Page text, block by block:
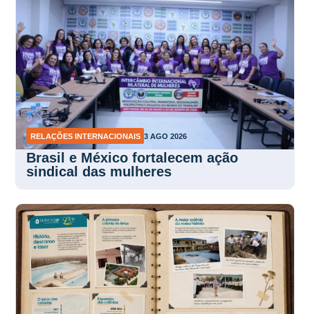
RELAÇÕES INTERNACIONAIS
Brasil e México fortalecem ação
sindical das mulheres